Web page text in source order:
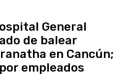
General
de balear
en Cancún;
empleados